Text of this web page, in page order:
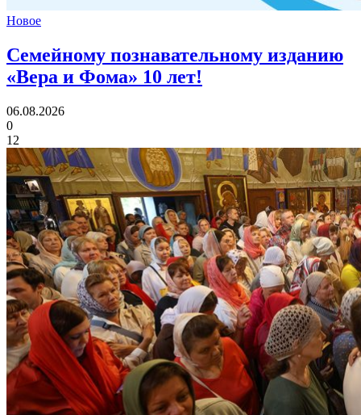
Новое
Семейному познавательному изданию
«Вера и Фома» 10 лет!
06.08.2026
0
12